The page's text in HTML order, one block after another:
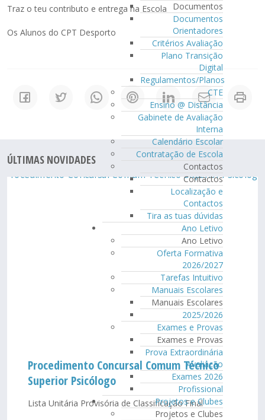
Documentos
Documentos
Orientadores
Critérios Avaliação
Plano Transição
Digital
Regulamentos/Planos
CTE
Ensino @ Distância
Gabinete de Avaliação
Interna
Calendário Escolar
Contratação de Escola
Contactos
Contactos
Localização e
Contactos
Tira as tuas dúvidas
Ano Letivo
Ano Letivo
Oferta Formativa
2026/2027
Tarefas Intuitivo
Manuais Escolares
Manuais Escolares
2025/2026
Exames e Provas
Exames e Provas
Prova Extraordinária
Avaliação
Exames 2026
Profissional
Projetos e Clubes
Projetos e Clubes
Traz o teu contributo e entrega na Escola
Os Alunos do CPT Desporto
ÚLTIMAS NOVIDADES
Procedimento Concursal Comum Técnico
Superior Psicólogo
Lista Unitária Provisória de Classificação Final